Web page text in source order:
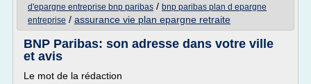
d'epargne entreprise bnp paribas / bnp paribas plan d epargne
entreprise / assurance vie plan epargne retraite
BNP Paribas: son adresse dans votre ville
et avis
Le mot de la rédaction